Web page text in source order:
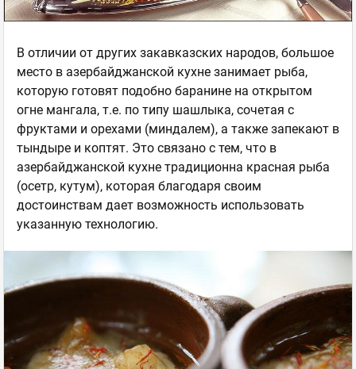
В отличии от других закавказских народов, большое
место в азербайджанской кухне занимает рыба,
которую готовят подобно баранине на открытом
огне мангала, т.е. по типу шашлыка, сочетая с
фруктами и орехами (миндалем), а также запекают в
тындыре и коптят. Это связано с тем, что в
азербайджанской кухне традиционна красная рыба
(осетр, кутум), которая благодаря своим
достоинствам дает возможность использовать
указанную технологию.